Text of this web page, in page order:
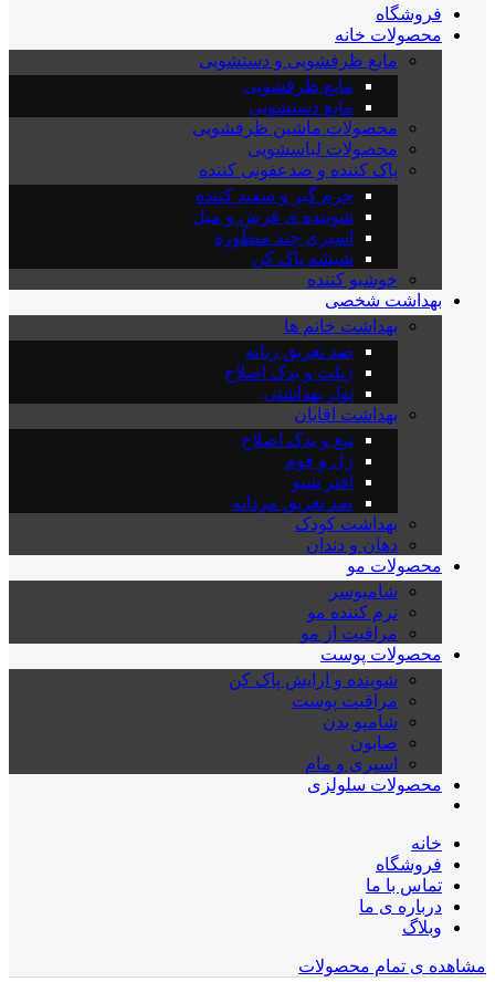
فروشگاه
محصولات خانه
مایع ظرفشویی و دستشویی
مایع ظرفشویی
مایع دستشویی
محصولات ماشین ظرفشویی
محصولات لباسشویی
پاک کننده و ضدعفونی کننده
جرم گیر و سفید کننده
شوینده ی فرش و مبل
اسپری چند منظوره
شیشه پاک کن
خوشبو کننده
بهداشت شخصی
بهداشت خانم ها
ضد تعریق زنانه
ژیلت و یدک اصلاح
نوار بهداشتی
بهداشت اقایان
تیغ و یدک اصلاح
ژل و فوم
افتر شیو
ضد تعریق مردانه
بهداشت کودک
دهان و دندان
محصولات مو
شامپوسر
نرم کننده مو
مراقبت از مو
محصولات پوست
شوینده و ارایش پاک کن
مراقبت پوست
شامپو بدن
صابون
اسپری و مام
محصولات سلولزی
خانه
فروشگاه
تماس با ما
درباره ی ما
وبلاگ
مشاهده ی تمام محصولات